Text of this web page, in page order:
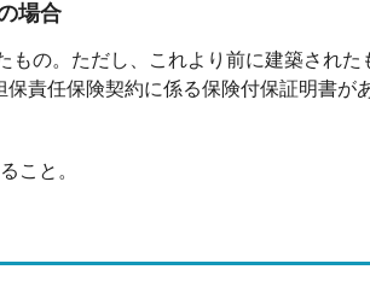
場合
もの。ただし、これより前に建築され
責任保険契約に係る保険付保証明書が
こと。